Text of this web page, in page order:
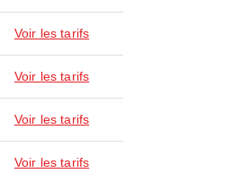
Voir les tarifs
Voir les tarifs
Voir les tarifs
Voir les tarifs